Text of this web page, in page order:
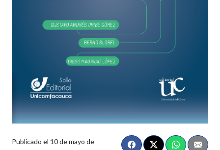
Publicado el 10 de mayo de